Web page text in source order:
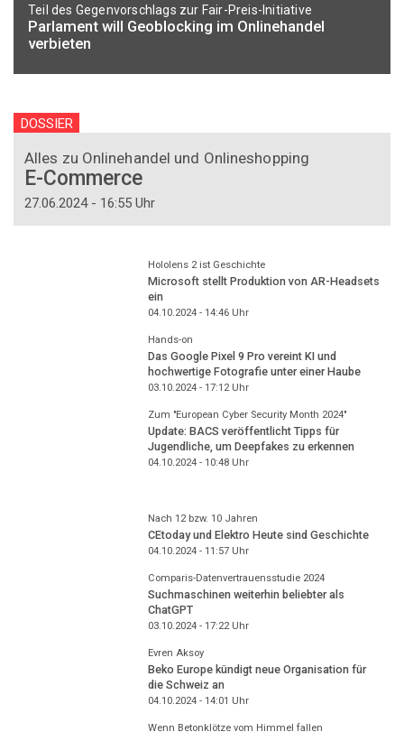
Teil des Gegenvorschlags zur Fair-Preis-Initiative
Parlament will Geoblocking im Onlinehandel
verbieten
DOSSIER
Alles zu Onlinehandel und Onlineshopping
E-Commerce
27.06.2024 - 16:55 Uhr
Hololens 2 ist Geschichte
Microsoft stellt Produktion von AR-Headsets
ein
04.10.2024 - 14:46Uhr
Hands-on
Das Google Pixel 9 Pro vereint KI und
hochwertige Fotografie unter einer Haube
03.10.2024 - 17:12Uhr
Zum "European Cyber Security Month 2024"
Update: BACS veröffentlicht Tipps für
Jugendliche, um Deepfakes zu erkennen
04.10.2024 - 10:48Uhr
Nach 12 bzw. 10 Jahren
CEtoday und Elektro Heute sind Geschichte
04.10.2024 - 11:57Uhr
Comparis-Datenvertrauensstudie 2024
Suchmaschinen weiterhin beliebter als
ChatGPT
03.10.2024 - 17:22Uhr
Evren Aksoy
Beko Europe kündigt neue Organisation für
die Schweiz an
04.10.2024 - 14:01 Uhr
Wenn Betonklötze vom Himmel fallen